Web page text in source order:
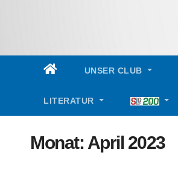
UNSER CLUB
LITERATUR
Monat: April 2023